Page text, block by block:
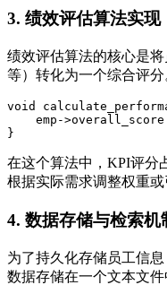
3. 绩效评估算法实现
绩效评估算法的核心是
等）转化为一个综合评
void
emp-
在这个算法中，KPI评分
根据实际需求调整权重或
4. 数据存储与检索机
为了持久化存储员工信
数据存储在一个文本文